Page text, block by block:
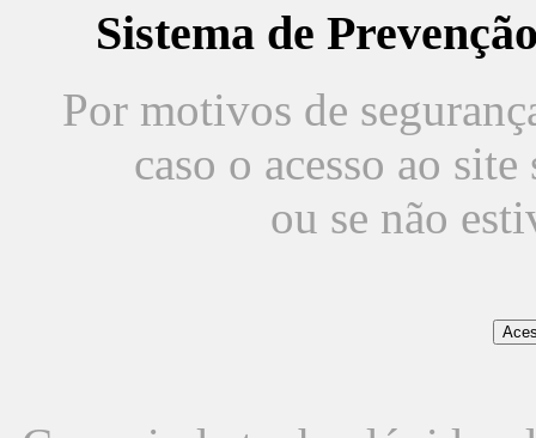
Sistema de
Por motivos de
caso o acesso ao
ou se não